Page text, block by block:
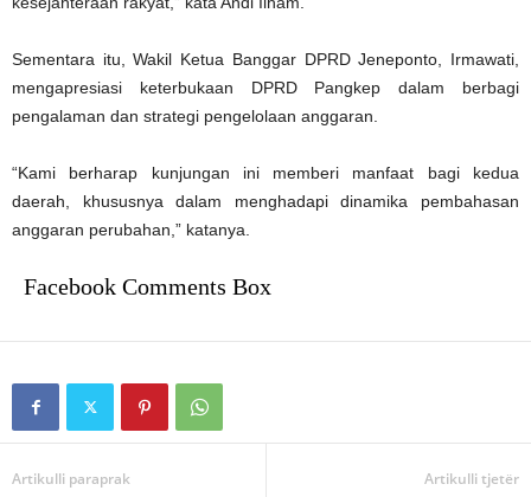
Sementara itu, Wakil Ketua Banggar DPRD Jeneponto, Irmawati,
mengapresiasi keterbukaan DPRD Pangkep dalam berbagi
pengalaman dan strategi pengelolaan anggaran.
“Kami berharap kunjungan ini memberi manfaat bagi kedua
daerah, khususnya dalam menghadapi dinamika pembahasan
anggaran perubahan,” katanya.
Facebook Comments Box
Artikulli paraprak Artikulli tjetër